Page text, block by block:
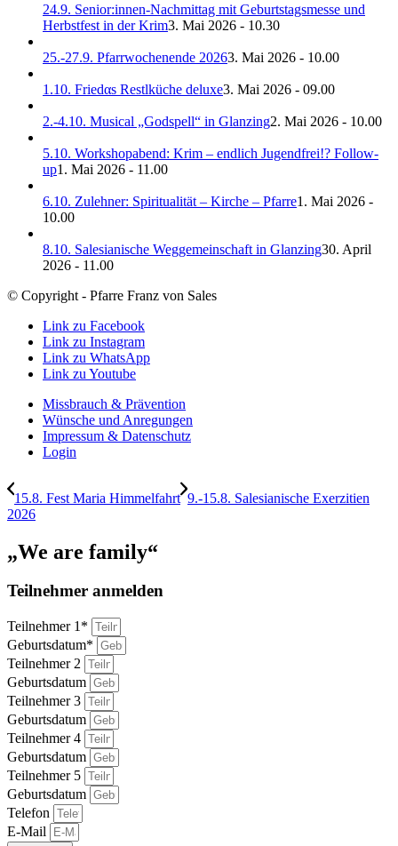
24.9. Senior:innen-Nachmittag mit Geburtstagsmesse und
Herbstfest in der Krim3. Mai 2026 - 10.30
25.-27.9. Pfarrwochenende 20263. Mai 2026 - 10.00
1.10. Friedαs Restlküche deluxe3. Mai 2026 - 09.00
2.-4.10. Musical „Godspell“ in Glanzing2. Mai 2026 - 10.00
5.10. Workshopabend: Krim – endlich Jugendfrei!? Follow-
up1. Mai 2026 - 11.00
6.10. Zulehner: Spiritualität – Kirche – Pfarre1. Mai 2026 -
10.00
8.10. Salesianische Weggemeinschaft in Glanzing30. April
2026 - 11.00
© Copyright - Pfarre Franz von Sales
Link zu Facebook
Link zu Instagram
Link zu WhatsApp
Link zu Youtube
Missbrauch & Prävention
Wünsche und Anregungen
Impressum & Datenschutz
Login
15.8. Fest Maria Himmelfahrt 9.-15.8. Salesianische Exerzitien
2026
„We are family“
Teilnehmer anmelden
Teilnehmer 1*
Geburtsdatum*
Teilnehmer 2
Geburtsdatum
Teilnehmer 3
Geburtsdatum
Teilnehmer 4
Geburtsdatum
Teilnehmer 5
Geburtsdatum
Telefon
E-Mail